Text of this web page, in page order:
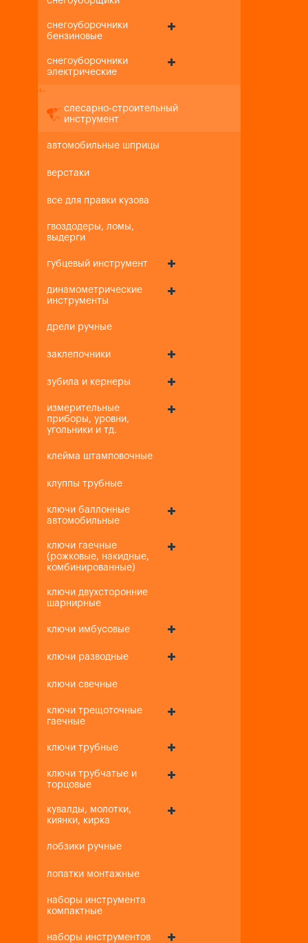
снегоуборочники
бензиновые
снегоуборочники
электрические
+-
слесарно-строительный
инструмент
автомобильные шприцы
верстаки
все для правки кузова
гвоздодеры, ломы,
выдерги
губцевый инструмент
динамометрические
инструменты
дрели ручные
заклепочники
зубила и кернеры
измерительные
приборы, уровни,
угольники и тд.
клейма штамповочные
клуппы трубные
ключи баллонные
автомобильные
ключи гаечные
(рожковые, накидные,
комбинированные)
ключи двухсторонние
шарнирные
ключи имбусовые
ключи разводные
ключи свечные
ключи трещоточные
гаечные
ключи трубные
ключи трубчатые и
торцовые
кувалды, молотки,
киянки, кирка
лобзики ручные
лопатки монтажные
наборы инструмента
компактные
наборы инструментов